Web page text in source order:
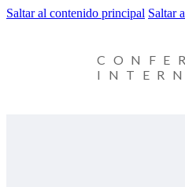
Saltar al contenido principal Saltar